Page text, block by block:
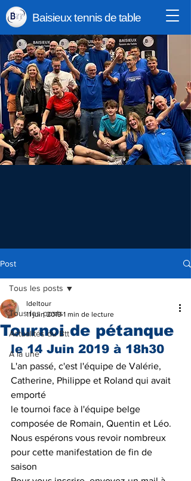
Baisieux tennis de table
Post
Tous les posts
Actualités du Btt
A la une
Tous les posts
Tournoi de pétanque
ldeltour
11 juin 2019 1 min de lecture
le 14 Juin 2019 à 18h30
L'an passé, c'est l'équipe de Valérie,
Catherine, Philippe et Roland qui avait
emporté
le tournoi face à l'équipe belge
composée de Romain, Quentin et Léo.
Nous espérons vous revoir nombreux
pour cette manifestation de fin de
saison